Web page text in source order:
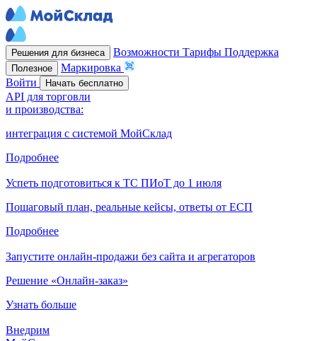
Решения для бизнеса Возможности Тарифы Поддержка
Полезное
Маркировка
Войти
Начать бесплатно
API для торговли
и производства:
интеграция с системой МойСклад
Подробнее
Успеть подготовиться к ТС ПИоТ до 1 июля
Пошаговый план, реальные кейсы, ответы от ЕСП
Подробнее
Запустите онлайн-продажи без сайта и агрегаторов
Решение «Онлайн-заказ»
Узнать больше
Внедрим